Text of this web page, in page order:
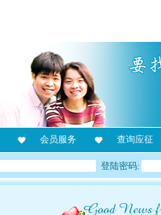
会员服务 查询应征
登陆密码: